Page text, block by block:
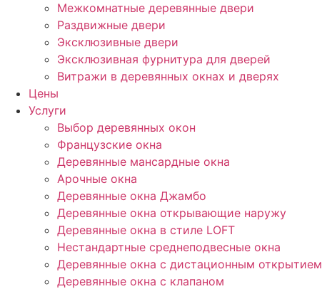
Межкомнатные деревянные двери
Раздвижные двери
Эксклюзивные двери
Эксклюзивная фурнитура для дверей
Витражи в деревянных окнах и дверях
Цены
Услуги
Выбор деревянных окон
Французские окна
Деревянные мансардные окна
Арочные окна
Деревянные окна Джамбо
Деревянные окна открывающие наружу
Деревянные окна в стиле LOFT
Нестандартные среднеподвесные окна
Деревянные окна с дистационным открытием
Деревянные окна с клапаном